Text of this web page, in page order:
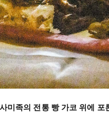
미족의 전통 빵 가코 위에